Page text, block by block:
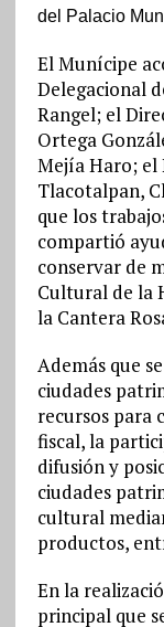
del Palacio
El Munícipe
Delegacional
Rangel; el
Ortega
Mejía Haro; el
Tlacotalpan,
que los
compartió
conservar de
Cultural de la
la Cantera
Además que
ciudades
recursos para
fiscal, la
difusión y
ciudades
cultural
productos,
En la
principal que